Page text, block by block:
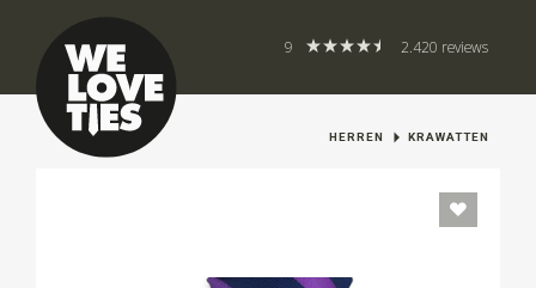
9 2.420 reviews
HERREN KRAWATTEN